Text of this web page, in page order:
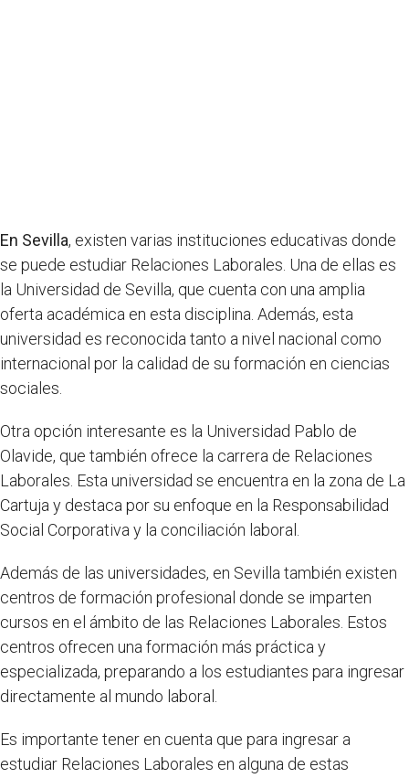
En Sevilla, existen varias instituciones educativas donde
se puede estudiar Relaciones Laborales. Una de ellas es
la Universidad de Sevilla, que cuenta con una amplia
oferta académica en esta disciplina. Además, esta
universidad es reconocida tanto a nivel nacional como
internacional por la calidad de su formación en ciencias
sociales.
Otra opción interesante es la Universidad Pablo de
Olavide, que también ofrece la carrera de Relaciones
Laborales. Esta universidad se encuentra en la zona de La
Cartuja y destaca por su enfoque en la Responsabilidad
Social Corporativa y la conciliación laboral.
Además de las universidades, en Sevilla también existen
centros de formación profesional donde se imparten
cursos en el ámbito de las Relaciones Laborales. Estos
centros ofrecen una formación más práctica y
especializada, preparando a los estudiantes para ingresar
directamente al mundo laboral.
Es importante tener en cuenta que para ingresar a
estudiar Relaciones Laborales en alguna de estas